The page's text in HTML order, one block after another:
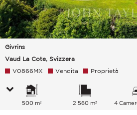
Givrins
Vaud La Cote, Svizzera
V0866MX Vendita Proprietà
500 m² 2 560 m² 4